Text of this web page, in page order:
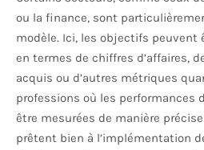
ou la finance, sont
modèle. Ici, les objectifs
en termes de chiffres d’affaires,
acquis ou d’autres métriques
professions où les performances
être mesurées de manière
prêtent bien à l’implémentation